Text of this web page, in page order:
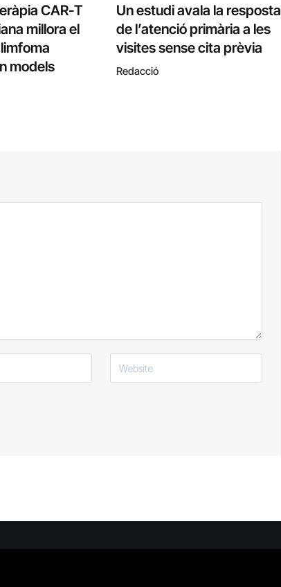
CAR-T
millora el
models
Un estudi avala la resposta
de l’atenció primària a les
visites sense cita prèvia
Redacció